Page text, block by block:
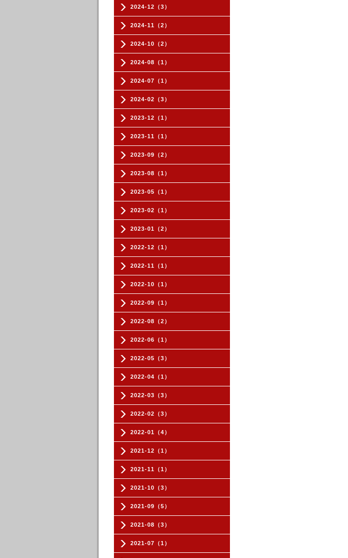
2024-12（3）
2024-11（2）
2024-10（2）
2024-08（1）
2024-07（1）
2024-02（3）
2023-12（1）
2023-11（1）
2023-09（2）
2023-08（1）
2023-05（1）
2023-02（1）
2023-01（2）
2022-12（1）
2022-11（1）
2022-10（1）
2022-09（1）
2022-08（2）
2022-06（1）
2022-05（3）
2022-04（1）
2022-03（3）
2022-02（3）
2022-01（4）
2021-12（1）
2021-11（1）
2021-10（3）
2021-09（5）
2021-08（3）
2021-07（1）